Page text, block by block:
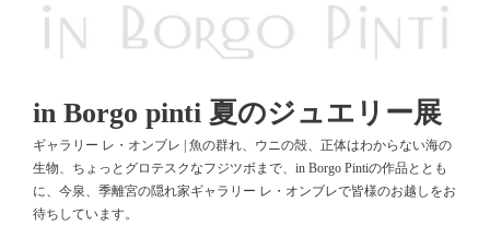
in Borgo pinti 夏のジュエリー展
ギャラリー レ・オンブレ | 魚の群れ、ウニの殻、正体はわからない海の
生物、ちょっとグロテスクなフジツボまで、in Borgo Pintiの作品ととも
に、今泉、季離宮の隠れ家ギャラリー レ・オンブレで皆様のお越しをお
待ちしています。